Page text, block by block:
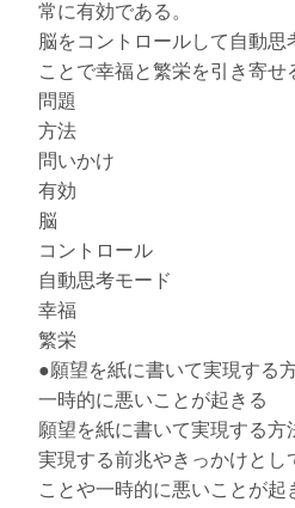
常に有効である。
脳をコントロールして自動思
ことで幸福と繁栄を引き寄せ
問題
方法
問いかけ
有効
脳
コントロール
自動思考モード
幸福
繁栄
●願望を紙に書いて実現する
一時的に悪いことが起きる
願望を紙に書いて実現する
実現する前兆やきっかけとし
ことや一時的に悪いことが起